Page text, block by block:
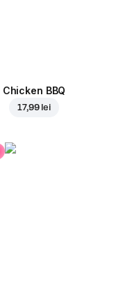
Chicken BBQ
17,99 lei